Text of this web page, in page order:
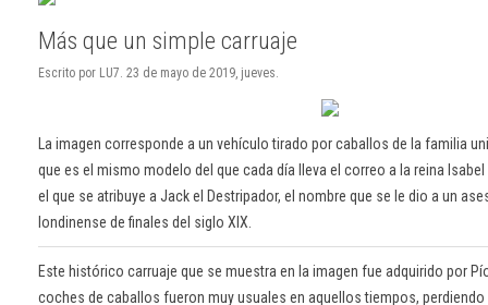
Más que un simple carruaje
Escrito por LU7. 23 de mayo de 2019, jueves.
La imagen corresponde a un vehículo tirado por caballos de la familia
que es el mismo modelo del que cada día lleva el correo a la reina Isabel
el que se atribuye a Jack el Destripador, el nombre que se le dio a un
londinense de finales del siglo XIX.
Este histórico carruaje que se muestra en la imagen fue adquirido por
coches de caballos fueron muy usuales en aquellos tiempos,